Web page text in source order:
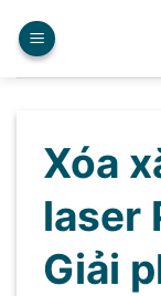
content
Xóa
laser
Giải